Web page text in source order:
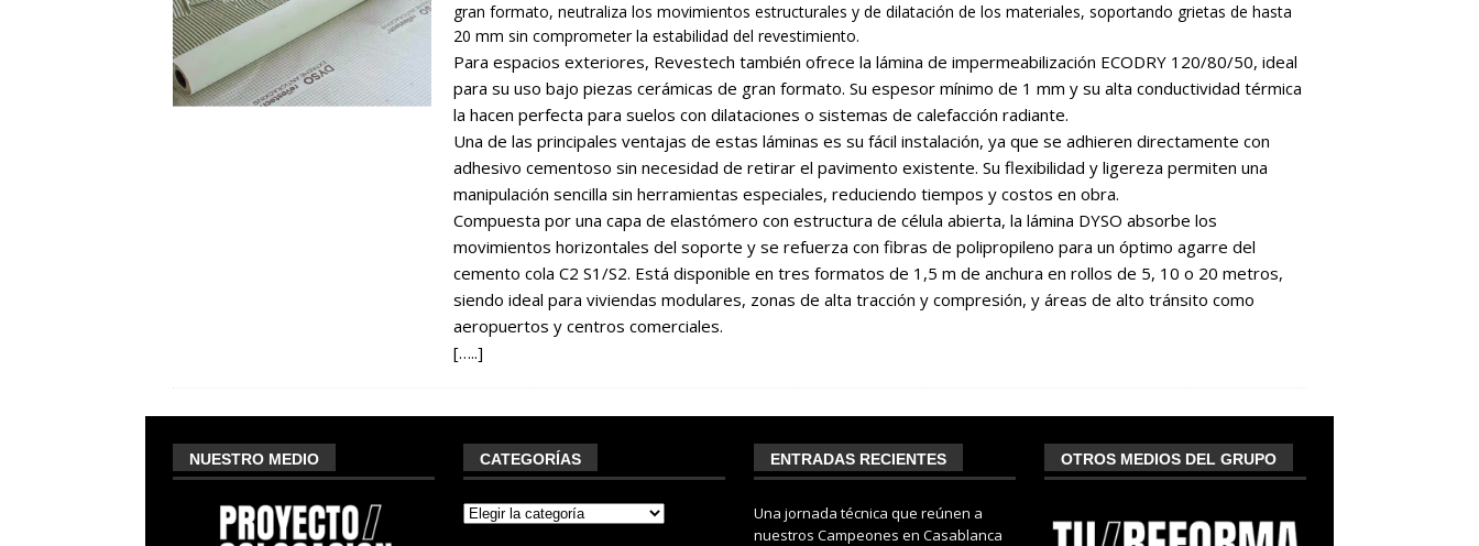
gran formato, neutraliza los movimientos estructurales y de dilatación de los materiales, soportando grietas de hasta
20 mm sin comprometer la estabilidad del revestimiento.
Para espacios exteriores, Revestech también ofrece la lámina de impermeabilización ECODRY 120/80/50, ideal
para su uso bajo piezas cerámicas de gran formato. Su espesor mínimo de 1 mm y su alta conductividad térmica
la hacen perfecta para suelos con dilataciones o sistemas de calefacción radiante.
Una de las principales ventajas de estas láminas es su fácil instalación, ya que se adhieren directamente con
adhesivo cementoso sin necesidad de retirar el pavimento existente. Su flexibilidad y ligereza permiten una
manipulación sencilla sin herramientas especiales, reduciendo tiempos y costos en obra.
Compuesta por una capa de elastómero con estructura de célula abierta, la lámina DYSO absorbe los
movimientos horizontales del soporte y se refuerza con fibras de polipropileno para un óptimo agarre del
cemento cola C2 S1/S2. Está disponible en tres formatos de 1,5 m de anchura en rollos de 5, 10 o 20 metros,
siendo ideal para viviendas modulares, zonas de alta tracción y compresión, y áreas de alto tránsito como
aeropuertos y centros comerciales.
[…..]
NUESTRO MEDIO CATEGORÍAS ENTRADAS RECIENTES
Una jornada técnica que reúnen a
nuestros Campeones en Casablanca
OTROS MEDIOS DEL GRUPO